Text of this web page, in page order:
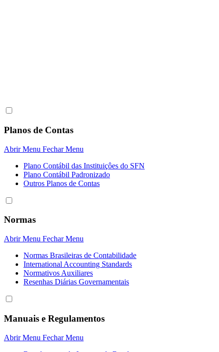
Planos de Contas
Abrir Menu Fechar Menu
Plano Contábil das Instituiçôes do SFN
Plano Contábil Padronizado
Outros Planos de Contas
Normas
Abrir Menu Fechar Menu
Normas Brasileiras de Contabilidade
International Accounting Standards
Normativos Auxiliares
Resenhas Diárias Governamentais
Manuais e Regulamentos
Abrir Menu Fechar Menu